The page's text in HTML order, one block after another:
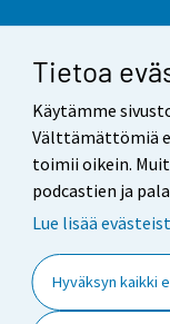
Tietoa
Käytämme
Välttämättömiä
toimii oikein.
podcastien ja
Lue lisää
Hyväksyn kaikki
Yhteystiedot
Palaute
Käyttöehdot
Saavutettavuus
Tietoa sivustosta